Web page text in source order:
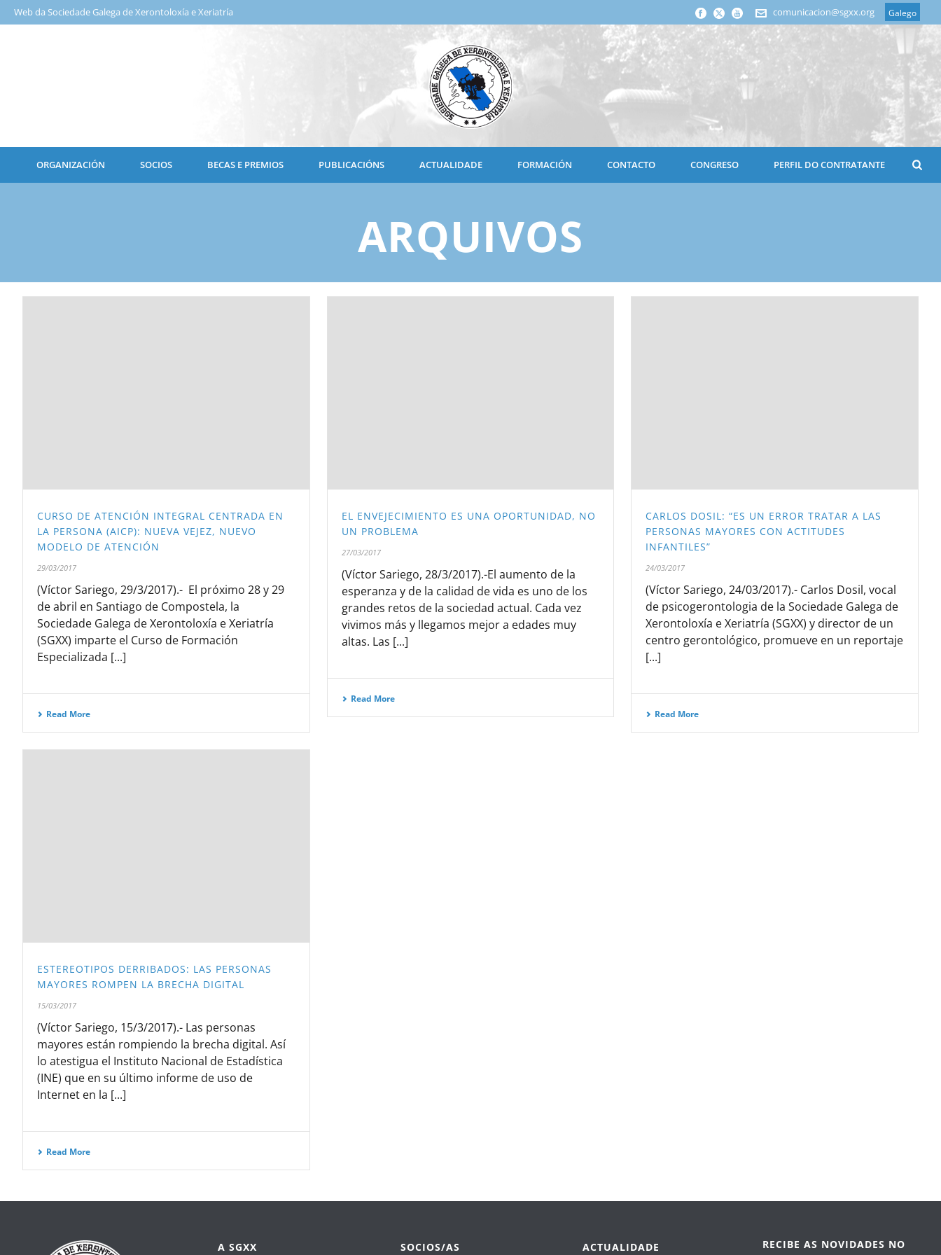
Galego
comunicacion@sgxx.org
Web da Sociedade Galega de Xerontoloxía e Xeriatría
ORGANIZACIÓN SOCIOS BECAS E PREMIOS PUBLICACIÓNS ACTUALIDADE FORMACIÓN CONTACTO CONGRESO PERFIL DO CONTRATANTE
ARQUIVOS
CURSO DE ATENCIÓN INTEGRAL CENTRADA EN
LA PERSONA (AICP): NUEVA VEJEZ, NUEVO
MODELO DE ATENCIÓN
29/03/2017
(Víctor Sariego, 29/3/2017).- El próximo 28 y 29
de abril en Santiago de Compostela, la
Sociedade Galega de Xerontoloxía e Xeriatría
(SGXX) imparte el Curso de Formación
Especializada [...]
Read More
EL ENVEJECIMIENTO ES UNA OPORTUNIDAD, NO
UN PROBLEMA
27/03/2017
(Víctor Sariego, 28/3/2017).-El aumento de la
esperanza y de la calidad de vida es uno de los
grandes retos de la sociedad actual. Cada vez
vivimos más y llegamos mejor a edades muy
altas. Las [...]
Read More
CARLOS DOSIL: “ES UN ERROR TRATAR A LAS
PERSONAS MAYORES CON ACTITUDES
INFANTILES”
24/03/2017
(Víctor Sariego, 24/03/2017).- Carlos Dosil, vocal
de psicogerontologia de la Sociedade Galega de
Xerontoloxía e Xeriatría (SGXX) y director de un
centro gerontológico, promueve en un reportaje
[...]
Read More
ESTEREOTIPOS DERRIBADOS: LAS PERSONAS
MAYORES ROMPEN LA BRECHA DIGITAL
15/03/2017
(Víctor Sariego, 15/3/2017).- Las personas
mayores están rompiendo la brecha digital. Así
lo atestigua el Instituto Nacional de Estadística
(INE) que en su último informe de uso de
Internet en la [...]
Read More
A SGXX SOCIOS/AS ACTUALIDADE
RECIBE AS NOVIDADES NO